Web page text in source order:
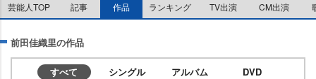
e
芸能人TOP 記事 作品 ランキング TV出演 CM出演
前田佳織里の作品
すべて シングル アルバム
DVD